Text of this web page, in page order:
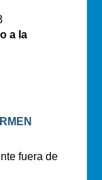
a la
fuera de